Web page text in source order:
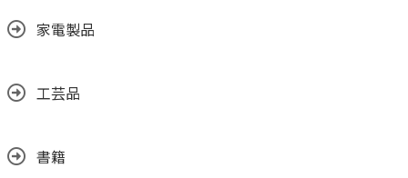
家電製品
工芸品
書籍